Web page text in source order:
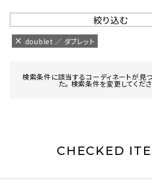
絞り込む
doublet ／ ダブレット
検索条件に該当するコーディネートが見
た。 検索条件を変更してくださ
CHECKED